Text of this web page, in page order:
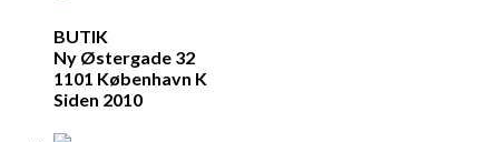
BUTIK
Ny Østergade 32
1101 København K
Siden 2010